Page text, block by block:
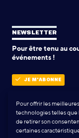
Pour offrir les
technologies telles que
de retirer son
certaines
NEWSLETTER
Pour être tenu au
événements !
JE M'ABONNE
POLITIQUE DE